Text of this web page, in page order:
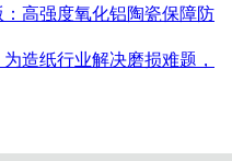
高强度氧化铝陶瓷保障防
造纸行业解决磨损难题，